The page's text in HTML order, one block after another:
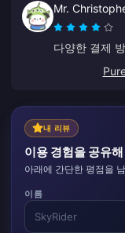
Mr.
다양한 결제
내 리뷰
이용 경험을 공유
아래에 간단한 평점을
이름